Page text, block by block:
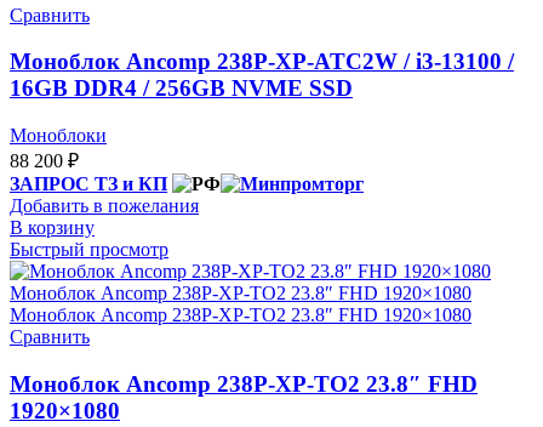
Сравнить
Моноблок Ancomp 238P-XP-ATC2W / i3-13100 /
16GB DDR4 / 256GB NVME SSD
Моноблоки
88 200 ₽
ЗАПРОС ТЗ и КП
Добавить в пожелания
В корзину
Быстрый просмотр
Сравнить
Моноблок Ancomp 238Р-ХP-TО2 23.8″ FHD
1920×1080